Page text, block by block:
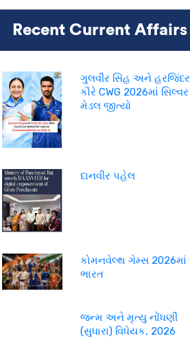
Recent Current Affairs
ગુલવીર સિંહ અને હરજિંદર
કૌરે CWG 2026માં સિલ્વર
મેડલ જીત્યો
દાનવીર પહેલ
કોમનવેલ્થ ગેમ્સ 2026માં
ભારત
જન્મ અને મૃત્યુ નોંધણી
(સુધારા) વિધેયક, 2026